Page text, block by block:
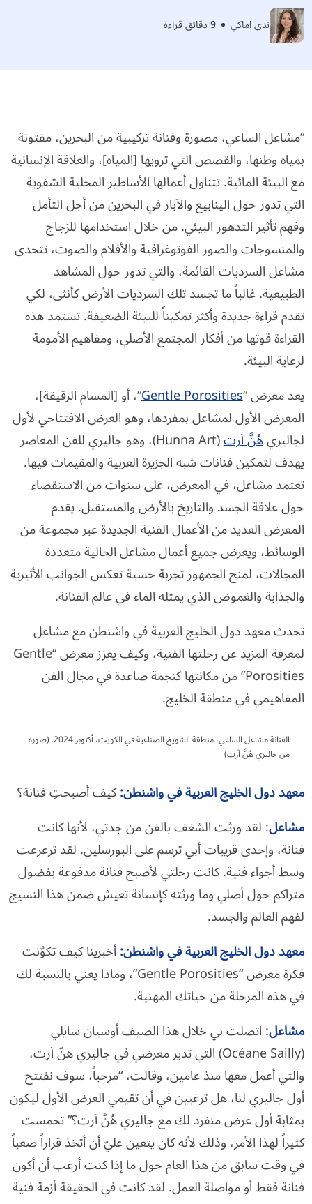
ندى اماكي 9 دقائق قراءة
“مشاعل الساعي، مصورة وفنانة تركيبية من البحرين، مفتونة
بمياه وطنها، والقصص التي ترويها [المياه]، والعلاقة الإنسانية
مع البيئة المائية. تتناول أعمالها الأساطير المحلية الشفوية
التي تدور حول الينابيع والآبار في البحرين من أجل التأمل
وفهم تأثير التدهور البيئي. من خلال استخدامها للزجاج
والمنسوجات والصور الفوتوغرافية والأفلام والصوت، تتحدى
مشاعل السرديات القائمة، والتي تدور حول المشاهد
الطبيعية. غالباً ما تجسد تلك السرديات الأرض كأنثى، لكي
تقدم قراءة جديدة وأكثر تمكيناً للبيئة الضعيفة. تستمد هذه
القراءة قوتها من أفكار المجتمع الأصلي، ومفاهيم الأمومة
لرعاية البيئة.
يعد معرض “Gentle Porosities“، أو [المسام الرقيقة]،
المعرض الأول لمشاعل بمفردها، وهو العرض الافتتاحي لأول
لجاليريهُنَّ آرت
(Hunna Art)، وهو جاليري للفن المعاصر
يهدف لتمكين فنانات شبه الجزيرة العربية والمقيمات فيها.
تعتمد مشاعل، في المعرض، على سنوات من الاستقصاء
حول علاقة الجسد والتاريخ بالأرض والمستقبل. يقدم
المعرض العديد من الأعمال الفنية الجديدة عبر مجموعة من
الوسائط، ويعرض جميع أعمال مشاعل الحالية متعددة
المجالات، لمنح الجمهور تجربة حسية تعكس الجوانب الأثيرية
والجذابة والغموض الذي يمثله الماء في عالم الفنانة.
تحدث معهد دول الخليج العربية في واشنطن مع مشاعل
لمعرفة المزيد عن رحلتها الفنية، وكيف يعزز معرض “Gentle
Porosities” من مكانتها كنجمة صاعدة في مجال الفن
المفاهيمي في منطقة الخليج.
الفنانة مشاعل الساعي، منطقة الشويخ الصناعية في الكويت، أكتوبر 2024. (صورة
من جاليري هُنَّ آرت)
معهد دول الخليج العربية في واشنطن:كيف أصبحتِ فنانة؟
مشاعل: لقد ورثت الشغف بالفن من جدتي، لأنها كانت
فنانة، وإحدى قريبات أبي ترسم على البورسلين. لقد ترعرعت
وسط أجواء فنية. كانت رحلتي لأصبح فنانة مدفوعة بفضول
متراكم حول أصلي وما ورثته كإنسانة تعيش ضمن هذا النسيج
لفهم العالم والجسد.
معهد دول الخليج العربية في واشنطن:أخبرينا كيف تكوَّنت
فكرة معرض “Gentle Porosities”، وماذا يعني بالنسبة لك
في هذه المرحلة من حياتك المهنية.
مشاعل: اتصلت بي خلال هذا الصيف أوسيان سايلي
(Océane Sailly) التي تدير معرضي في جاليري هنّ آرت،
والتي أعمل معها منذ عامين، وقالت، “مرحباً، سوف نفتتح
أول جاليري لنا، هل ترغبين في أن تقيمي العرض الأول ليكون
بمثابة أول عرض منفرد لك مع جاليري هُنَّ آرت؟” تحمست
كثيراً لهذا الأمر، وذلك لأنه كان يتعين عليّ أن أتخذ قراراً صعباً
في وقت سابق من هذا العام حول ما إذا كنت أرغب أن أكون
فنانة فقط أو مواصلة العمل. لقد كانت في الحقيقة أزمة فنية